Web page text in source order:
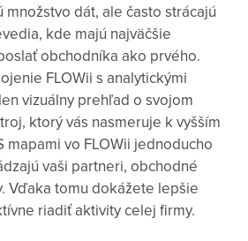
množstvo dát, ale často strácajú
kde majú najväčšie
obchodníka ako prvého.
FLOWii s analytickými
vizuálny prehľad o svojom
ktorý vás nasmeruje k vyšším
mapami vo FLOWii jednoducho
vaši partneri, obchodné
Vďaka tomu dokážete lepšie
riadiť aktivity celej firmy.